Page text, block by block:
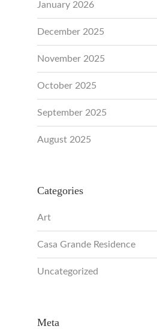
January 2026
December 2025
November 2025
October 2025
September 2025
August 2025
Categories
Art
Casa Grande Residence
Uncategorized
Meta